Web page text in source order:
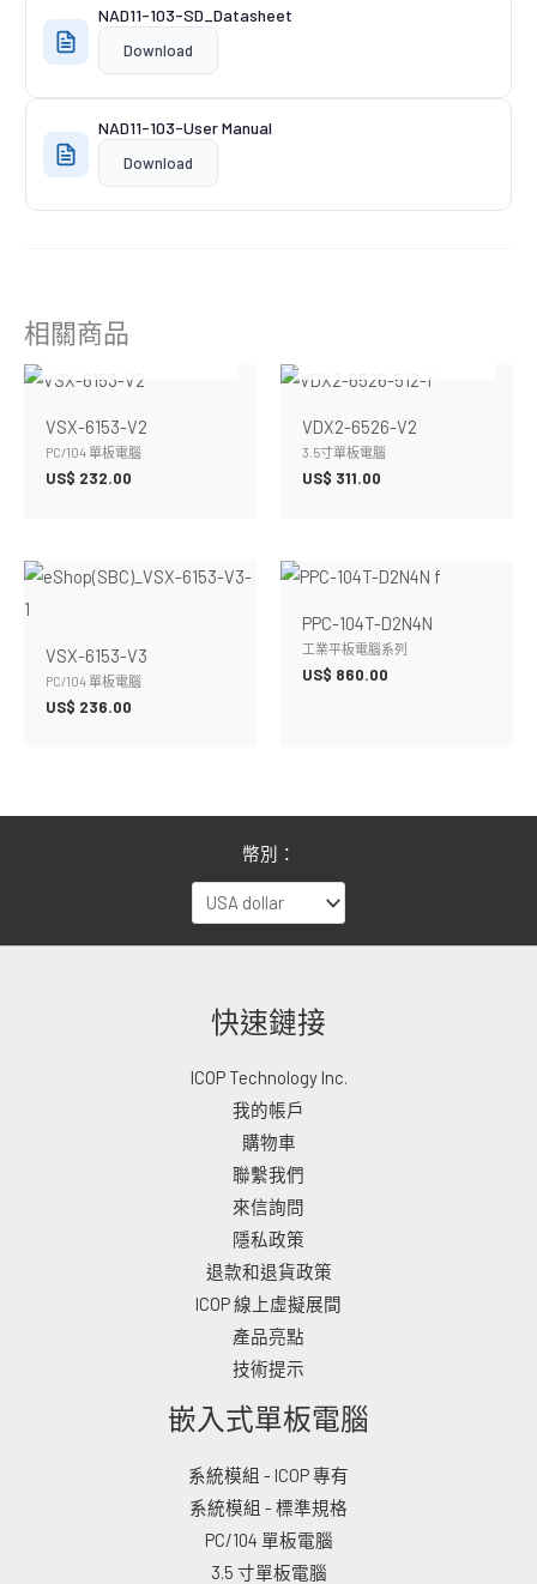
NAD11-103-SD_Datasheet
Download
NAD11-103-User Manual
Download
相關商品
暫無庫存
VSX-6153-V2
PC/104 單板電腦
US$ 232.00
VDX2-6526-V2
3.5寸單板電腦
US$ 311.00
VSX-6153-V3
PC/104 單板電腦
US$ 236.00
PPC-104T-D2N4N
工業平板電腦系列
US$ 860.00
幣別：
快速鏈接
ICOP Technology Inc.
我的帳戶
購物車
聯繫我們
來信詢問
隱私政策
退款和退貨政策
ICOP 線上虛擬展間
產品亮點
技術提示
嵌入式單板電腦
系統模組 - ICOP 專有
系統模組 - 標準規格
PC/104 單板電腦
3.5 寸單板電腦